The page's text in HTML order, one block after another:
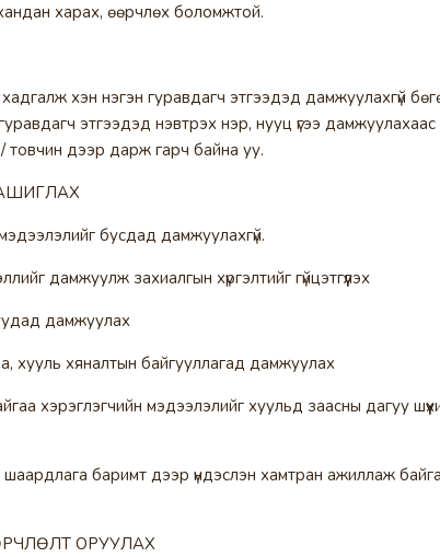
харах, өөрчлөх боломжтой.
хэн нэгэн гуравдагч этгээдэд дамжуулахгүй
этгээдэд нэвтрэх нэр, нууц үгээ
товчин дээр дарж гарч байна уу.
бусдад дамжуулахгүй.
дамжуулж захиалгын хүргэлтийг гүйцэтгүүлэх
дамжуулах
хууль хяналтын байгууллагад дамжуулах
хэрэглэгчийн мэдээлэлийг хуульд заасны дагуу
баримт дээр үндэслэн хамтран ажиллаж
ОРУУЛАХ